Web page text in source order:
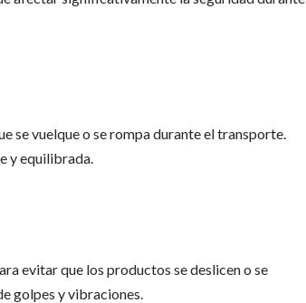
se vuelque o se rompa durante el transporte.
y equilibrada.
evitar que los productos se deslicen o se
golpes y vibraciones.